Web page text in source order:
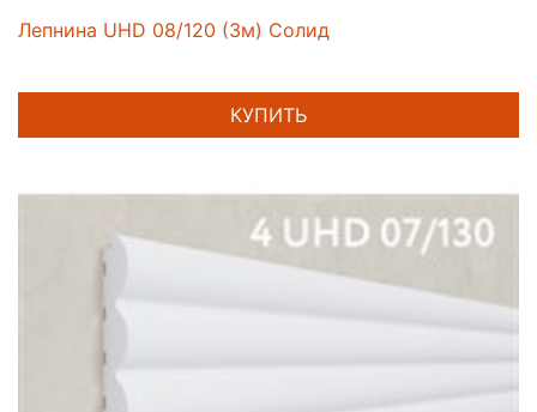
Лепнина UHD 08/120 (3м) Солид
КУПИТЬ